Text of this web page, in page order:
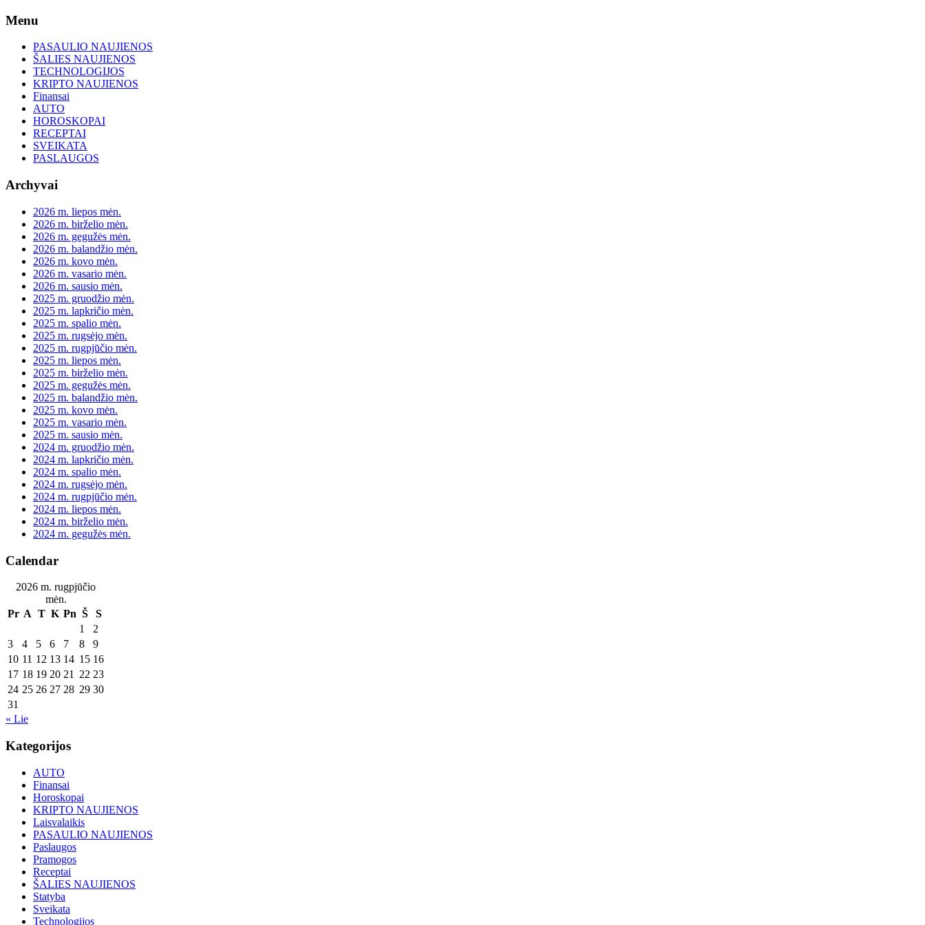
Skip
content
Menu
PASAULIO NAUJIENOS
ŠALIES NAUJIENOS
TECHNOLOGIJOS
KRIPTO NAUJIENOS
Finansai
AUTO
HOROSKOPAI
RECEPTAI
SVEIKATA
PASLAUGOS
Archyvai
2026 m. liepos mėn.
2026 m. birželio mėn.
2026 m. gegužės mėn.
2026 m. balandžio mėn.
2026 m. kovo mėn.
2026 m. vasario mėn.
2026 m. sausio mėn.
2025 m. gruodžio mėn.
2025 m. lapkričio mėn.
2025 m. spalio mėn.
2025 m. rugsėjo mėn.
2025 m. rugpjūčio mėn.
2025 m. liepos mėn.
2025 m. birželio mėn.
2025 m. gegužės mėn.
2025 m. balandžio mėn.
2025 m. kovo mėn.
2025 m. vasario mėn.
2025 m. sausio mėn.
2024 m. gruodžio mėn.
2024 m. lapkričio mėn.
2024 m. spalio mėn.
2024 m. rugsėjo mėn.
2024 m. rugpjūčio mėn.
2024 m. liepos mėn.
2024 m. birželio mėn.
2024 m. gegužės mėn.
Calendar
2026 m. rugpjūčio
mėn.
Pr A T K Pn Š
S
1
2
3
4 5 6 7 8
9
10 11 12 13 14 15 16
17 18 19 20 21 22 23
24 25 26 27 28 29 30
31
« Lie
Kategorijos
AUTO
Finansai
Horoskopai
KRIPTO NAUJIENOS
Laisvalaikis
PASAULIO NAUJIENOS
Paslaugos
Pramogos
Receptai
ŠALIES NAUJIENOS
Statyba
Sveikata
Technologijos